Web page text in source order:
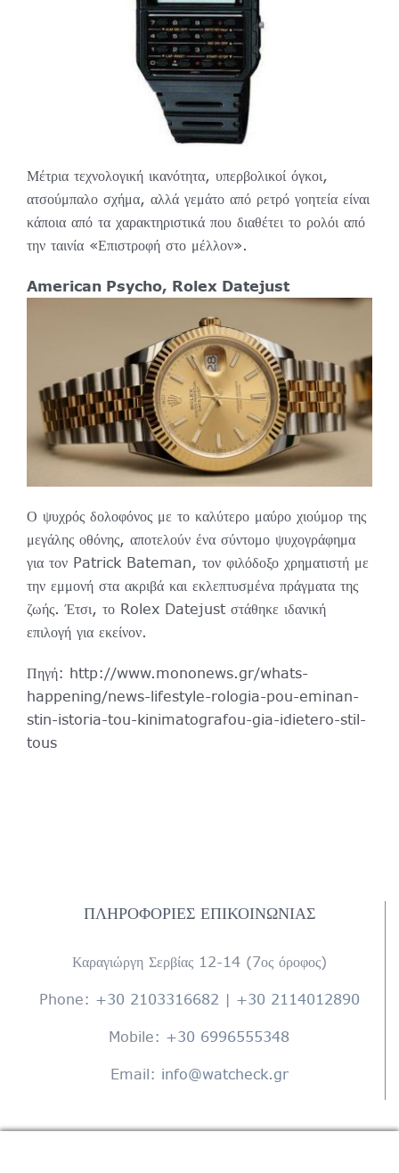
Μέτρια τεχνολογική ικανότητα, υπερβολικοί όγκοι,
ατσούμπαλο σχήμα, αλλά γεμάτο από ρετρό γοητεία είναι
κάποια από τα χαρακτηριστικά που διαθέτει το ρολόι από
την ταινία «Επιστροφή στο μέλλον».
American Psycho, Rolex Datejust
Ο ψυχρός δολοφόνος με το καλύτερο μαύρο χιούμορ της
μεγάλης οθόνης, αποτελούν ένα σύντομο ψυχογράφημα
για τον Patrick Bateman, τον φιλόδοξο χρηματιστή με
την εμμονή στα ακριβά και εκλεπτυσμένα πράγματα της
ζωής. Έτσι, το Rolex Datejust στάθηκε ιδανική
επιλογή για εκείνον.
Πηγή: http://www.mononews.gr/whats-
happening/news-lifestyle-rologia-pou-eminan-
stin-istoria-tou-kinimatografou-gia-idietero-stil-
tous
ΠΛΗΡΟΦΟΡΊΕΣ ΕΠΙΚΟΙΝΩΝΊΑΣ
Καραγιώργη Σερβίας 12-14 (7ος όροφος)
Phone: +30 2103316682 | +30 2114012890
Mobile: +30 6996555348
Email: info@watcheck.gr